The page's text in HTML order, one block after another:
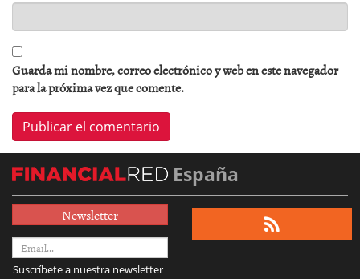
Guarda mi nombre, correo electrónico y web en este navegador
para la próxima vez que comente.
España
Newsletter
Suscríbete a nuestra newsletter